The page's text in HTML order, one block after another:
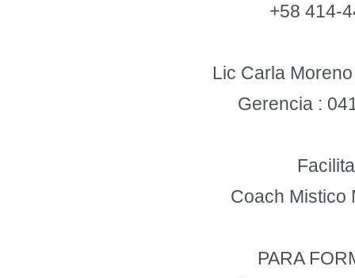
+58
Lic Carla
Gerencia :
Coach Mistico
PARA